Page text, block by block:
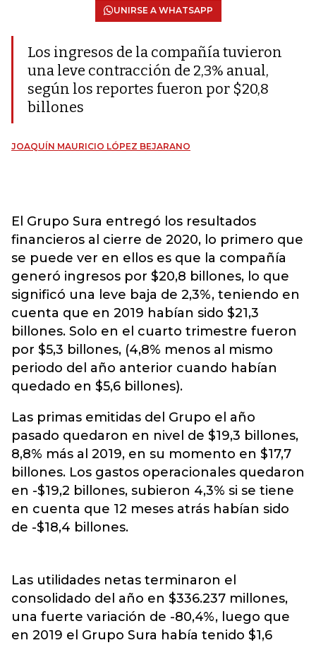
UNIRSE A WHATSAPP
Los ingresos de la compañía tuvieron
una leve contracción de 2,3% anual,
según los reportes fueron por $20,8
billones
JOAQUÍN MAURICIO LÓPEZ BEJARANO
El Grupo Sura entregó los resultados
financieros al cierre de 2020, lo primero que
se puede ver en ellos es que la compañía
generó ingresos por $20,8 billones, lo que
significó una leve baja de 2,3%, teniendo en
cuenta que en 2019 habían sido $21,3
billones. Solo en el cuarto trimestre fueron
por $5,3 billones, (4,8% menos al mismo
periodo del año anterior cuando habían
quedado en $5,6 billones).
Las primas emitidas del Grupo el año
pasado quedaron en nivel de $19,3 billones,
8,8% más al 2019, en su momento en $17,7
billones. Los gastos operacionales quedaron
en -$19,2 billones, subieron 4,3% si se tiene
en cuenta que 12 meses atrás habían sido
de -$18,4 billones.
Las utilidades netas terminaron el
consolidado del año en $336.237 millones,
una fuerte variación de -80,4%, luego que
en 2019 el Grupo Sura había tenido $1,6